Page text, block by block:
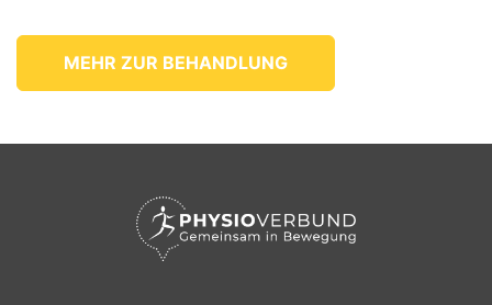
MEHR ZUR BEHANDLUNG